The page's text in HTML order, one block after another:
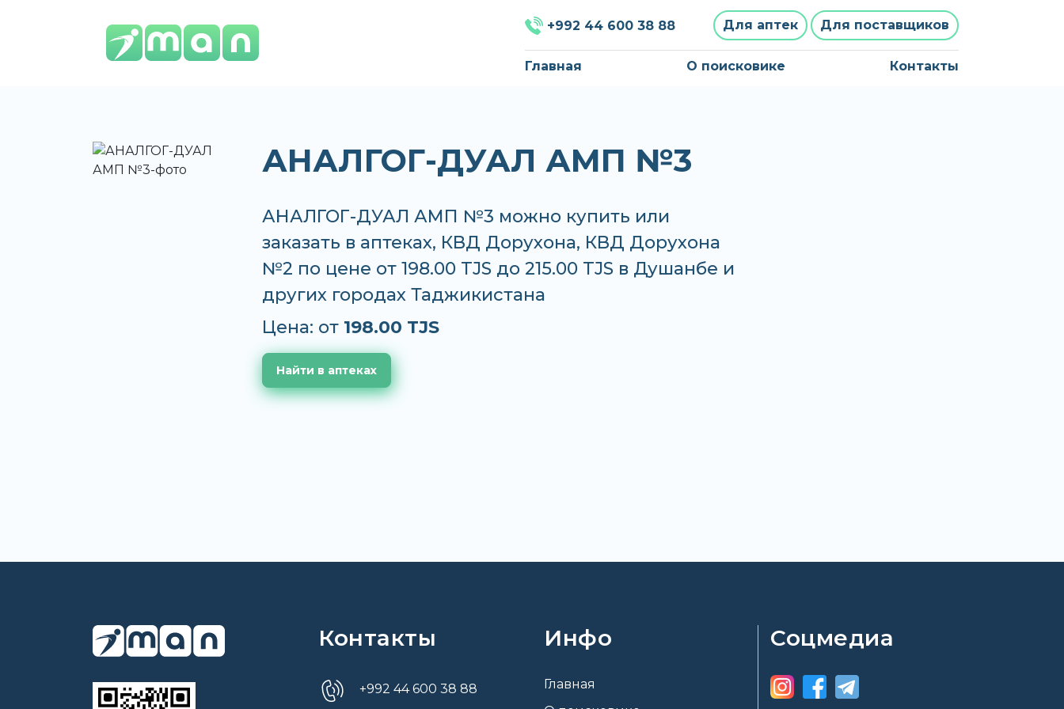
+992 44 600 38 88 Для аптек Для поставщиков
Главная О поисковике Контакты
АНАЛГОГ-ДУАЛ АМП №3
АНАЛГОГ-ДУАЛ АМП №3 можно купить или
заказать в аптеках, КВД Дорухона, КВД Дорухона
№2 по цене от 198.00 TJS до 215.00 TJS в Душанбе и
других городах Таджикистана
Цена: от 198.00 TJS
Найти в аптеках
Контакты
+992 44 600 38 88
Инфо
Главная
Соцмедиа